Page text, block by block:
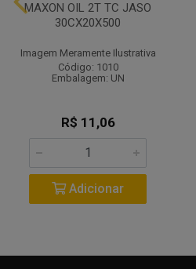
MAXON OIL 2T TC JASO
30CX20X500
Imagem Meramente Ilustrativa
Código: 1010
Embalagem: UN
R$ 11,06
Adicionar